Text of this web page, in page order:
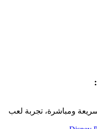
سريعة ومباشرة، تجربة لعب